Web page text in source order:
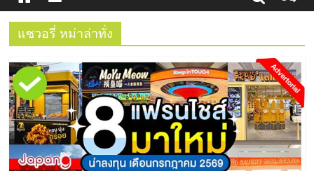
SME
แห่ง
ประเทศไทย,
ThaiSMEsCenter,
แซวอรี่ หม่าล่าทั่ง